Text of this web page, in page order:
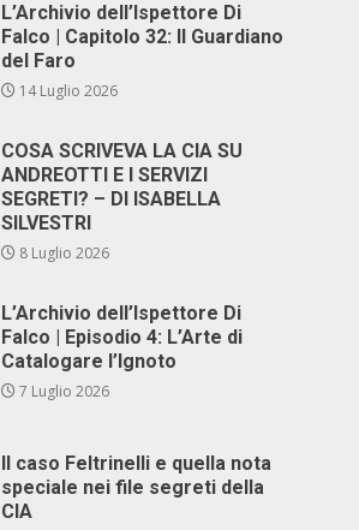
L’Archivio dell’Ispettore Di
Falco | Capitolo 32: Il Guardiano
del Faro
14 Luglio 2026
COSA SCRIVEVA LA CIA SU
ANDREOTTI E I SERVIZI
SEGRETI? – DI ISABELLA
SILVESTRI
8 Luglio 2026
L’Archivio dell’Ispettore Di
Falco | Episodio 4: L’Arte di
Catalogare l’Ignoto
7 Luglio 2026
Il caso Feltrinelli e quella nota
speciale nei file segreti della
CIA